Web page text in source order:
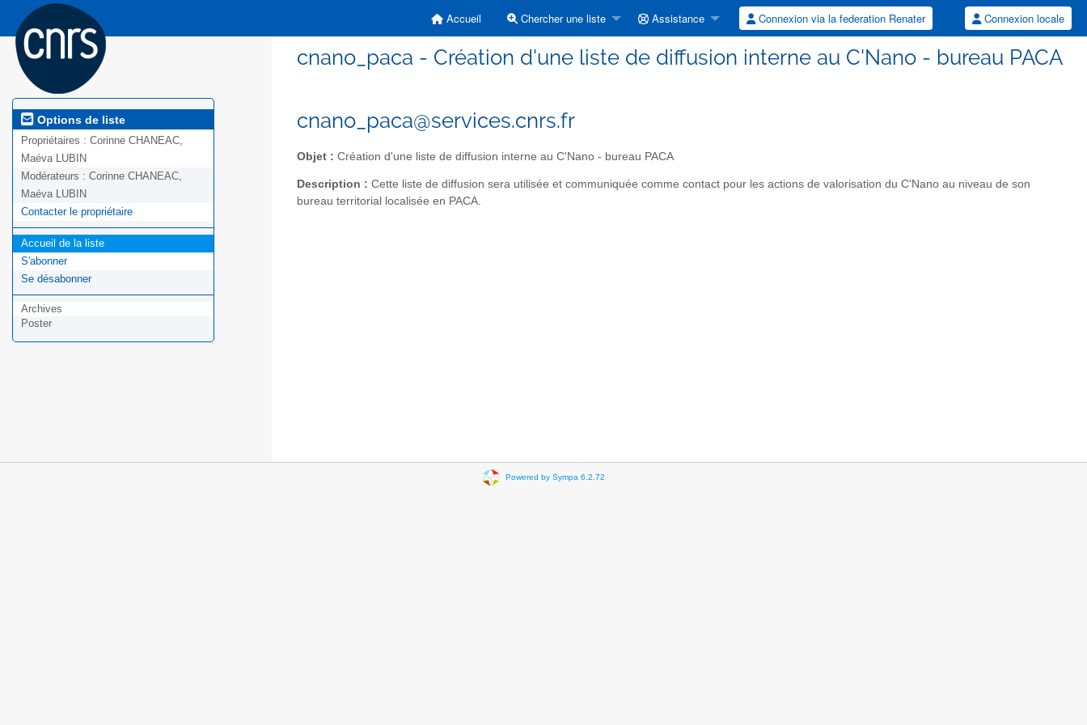
Accueil Chercher une liste Assistance Connexion via la federation Renater Connexion locale
cnano_paca - Création d'une liste de diffusion interne au C'Nano - bureau PACA
Options de liste
Propriétaires : Corinne CHANEAC,
Maéva LUBIN
Modérateurs : Corinne CHANEAC,
Maéva LUBIN
Contacter le propriétaire
Accueil de la liste
S'abonner
Se désabonner
Archives
Poster
cnano_paca@services.cnrs.fr
Objet : Création d'une liste de diffusion interne au C'Nano - bureau PACA
Description : Cette liste de diffusion sera utilisée et communiquée comme contact pour les actions de valorisation du C'Nano au niveau de son
bureau territorial localisée en PACA.
Powered by Sympa 6.2.72